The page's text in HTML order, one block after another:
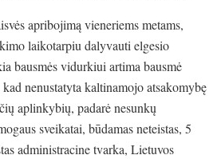
apribojimą vieneriems metams,
laikotarpiu dalyvauti elgesio
bausmės vidurkiui artima bausmė
nenustatyta kaltinamojo atsakomybę
aplinkybių, padarė nesunkų
sveikatai, būdamas neteistas, 5
administracine tvarka, Lietuvos